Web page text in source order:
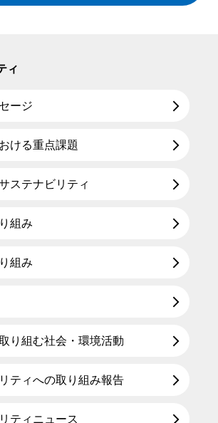
ィ
ージ
ける重点課題
ステナビリティ
組み
組み
り組む社会・環境活動
ティへの取り組み報告
ティニュース